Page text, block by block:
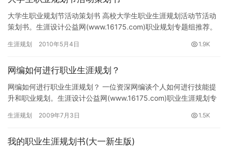
大学生职业规划节活动策划书 高校大学生职业生涯规划活动节活动
策划书。生涯设计公益网(www.16175.com)职业规划专题组推荐。
生涯规划 2010年5月4日 1.9K
网编如何进行职业生涯规划？
网编如何进行职业生涯规划？ 一位资深网编谈个人如何进行技能提
升和职业规划。生涯设计公益网(www.16175.com)职业生涯规划专
生涯规划 2009年7月3日 1.5K
我的职业生涯规划书(大一新生版)